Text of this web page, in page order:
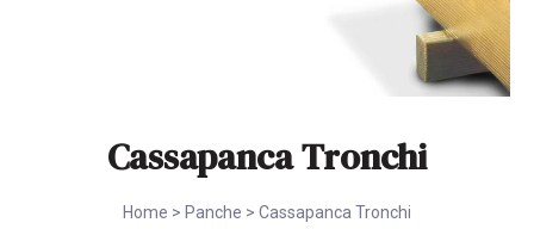
Cassapanca Tronchi
Home > Panche > Cassapanca Tronchi